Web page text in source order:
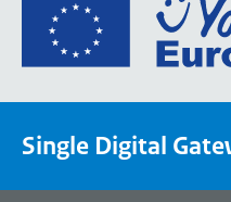
Single Digital